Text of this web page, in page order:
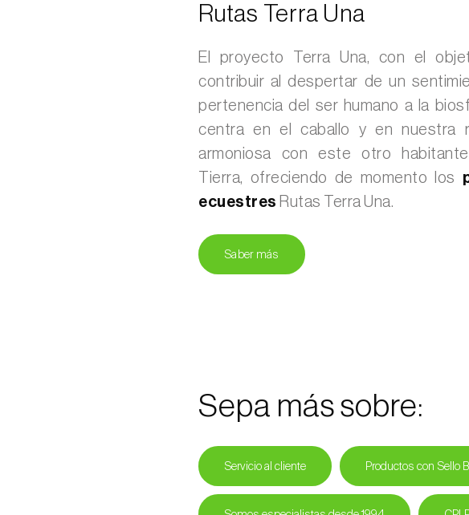
Rutas Terra Una
El proyecto Terra Una, con el
contribuir al despertar de un
pertenencia del ser humano a la
centra en el caballo y en nuestra
armoniosa con este otro
Tierra, ofreciendo de momento los
ecuestres Rutas Terra Una.
Saber más
Sepa más sobre:
Servicio al cliente Productos con Sello